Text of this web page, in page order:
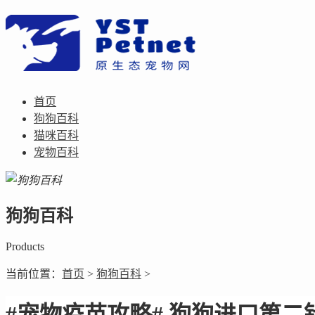
首页
狗狗百科
猫咪百科
宠物百科
狗狗百科
Products
当前位置： 首页 > 狗狗百科 >